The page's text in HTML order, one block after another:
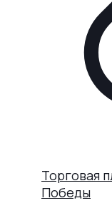
Торговая
Победы